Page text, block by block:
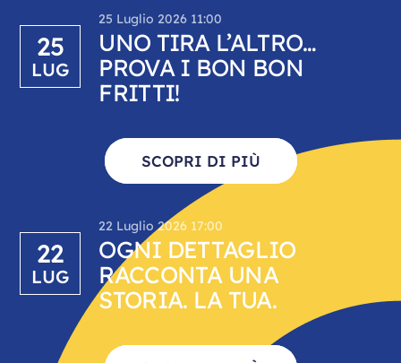
25
LUG
25 Luglio 2026 11:00
UNO TIRA L’ALTRO…
PROVA I BON BON
FRITTI!
SCOPRI DI PIÙ
22
LUG
22 Luglio 2026 17:00
OGNI DETTAGLIO
RACCONTA UNA
STORIA. LA TUA.